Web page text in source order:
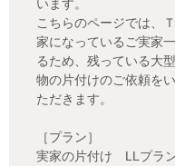
います。
こちらのページでは、
家になっているご実家
るため、残っている大
物の片付けのご依頼を
ただきます。
［プラン］
実家の片付け LLプラ